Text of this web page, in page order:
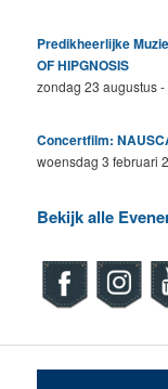
Predikheerlijke
OF HIPGNOSIS
zondag 23 augustus -
Concertfilm:
woensdag 3 februari
Bekijk alle